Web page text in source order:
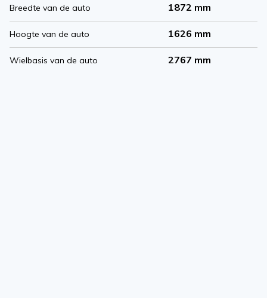
Breedte van de auto 1872 mm
Hoogte van de auto 1626 mm
Wielbasis van de auto 2767 mm